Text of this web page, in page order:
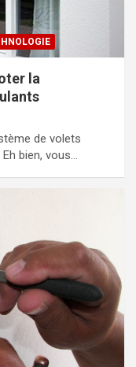
la
de volets
bien, vous…